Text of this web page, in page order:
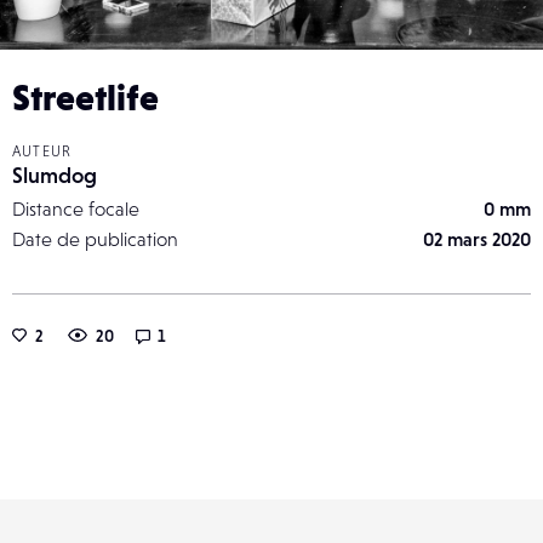
Streetlife
AUTEUR
Slumdog
Distance focale
0 mm
Date de publication
02 mars 2020
2 20 1